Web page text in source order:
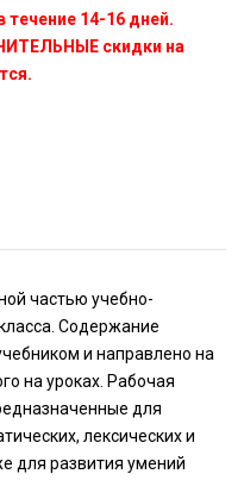
течение 14-16 дней.
скидки на
частью учебно-
Содержание
и направлено на
на уроках. Рабочая
для
лексических и
для развития умений